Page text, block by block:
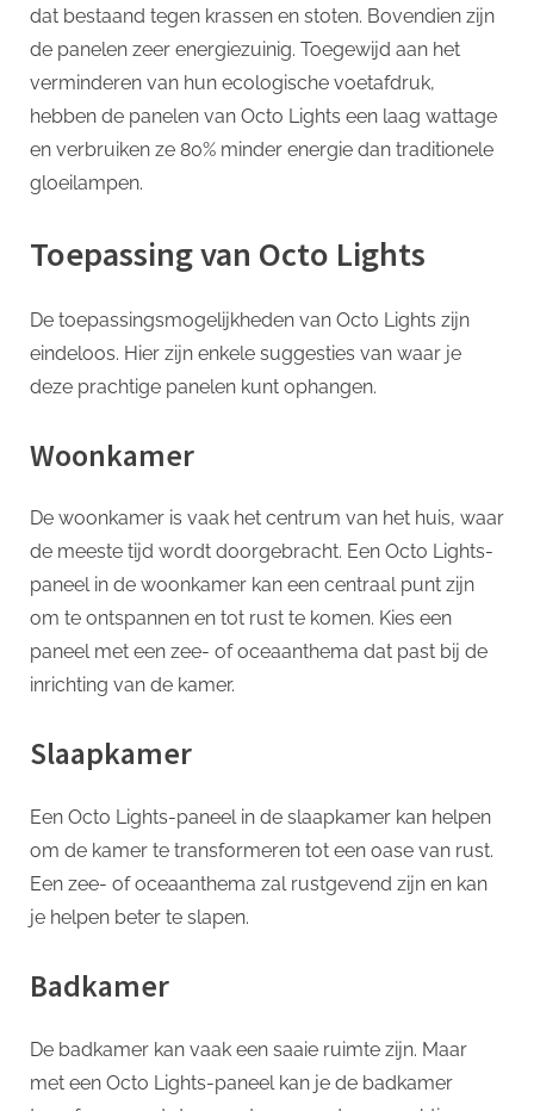
dat bestaand tegen krassen en stoten. Bovendien zijn
de panelen zeer energiezuinig. Toegewijd aan het
verminderen van hun ecologische voetafdruk,
hebben de panelen van Octo Lights een laag wattage
en verbruiken ze 80% minder energie dan traditionele
gloeilampen.
Toepassing van Octo Lights
De toepassingsmogelijkheden van Octo Lights zijn
eindeloos. Hier zijn enkele suggesties van waar je
deze prachtige panelen kunt ophangen.
Woonkamer
De woonkamer is vaak het centrum van het huis, waar
de meeste tijd wordt doorgebracht. Een Octo Lights-
paneel in de woonkamer kan een centraal punt zijn
om te ontspannen en tot rust te komen. Kies een
paneel met een zee- of oceaanthema dat past bij de
inrichting van de kamer.
Slaapkamer
Een Octo Lights-paneel in de slaapkamer kan helpen
om de kamer te transformeren tot een oase van rust.
Een zee- of oceaanthema zal rustgevend zijn en kan
je helpen beter te slapen.
Badkamer
De badkamer kan vaak een saaie ruimte zijn. Maar
met een Octo Lights-paneel kan je de badkamer